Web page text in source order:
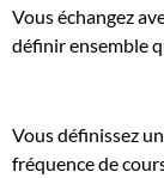
Vous échangez
définir ensemble
Vous définissez
fréquence de